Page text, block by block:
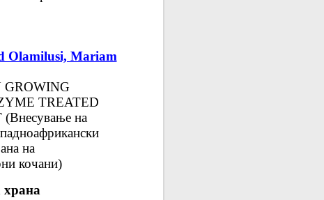
Olamilusi, Mariam
TREATED
на
на
кочани)
храна